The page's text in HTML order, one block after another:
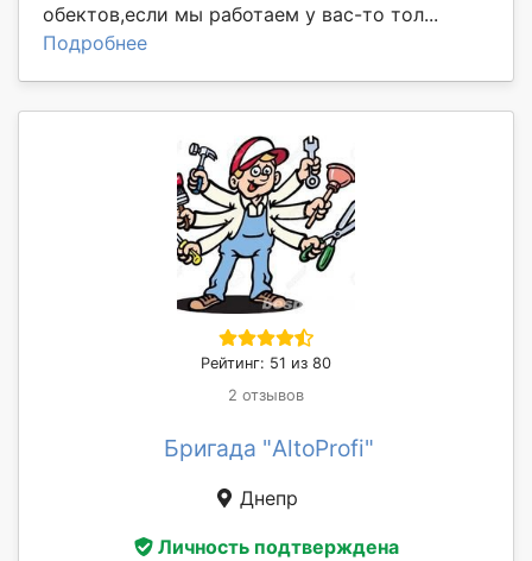
обектов,если мы работаем у вас-то тол...
Подробнее
Рейтинг: 51 из 80
2 отзывов
Бригада "AltoProfi"
Днепр
Личность подтверждена